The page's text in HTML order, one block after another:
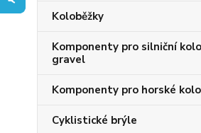
Koloběžky
Komponenty pro silniční
gravel
Komponenty pro horské kolo
Cyklistické brýle